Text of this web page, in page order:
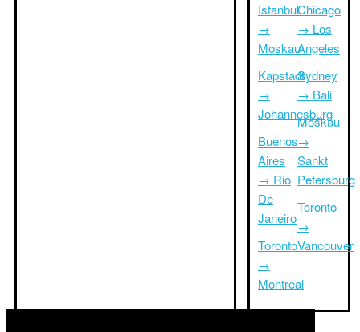
Istanbul
→
Moskau
Kapstadt
→
Johannesburg
Buenos
Aires
→ Rio
De
Janeiro
Toronto
→
Montreal
Chicago
→ Los
Angeles
Sydney
→ Bali
Moskau
→
Sankt
Petersburg
Toronto
→
Vancouver